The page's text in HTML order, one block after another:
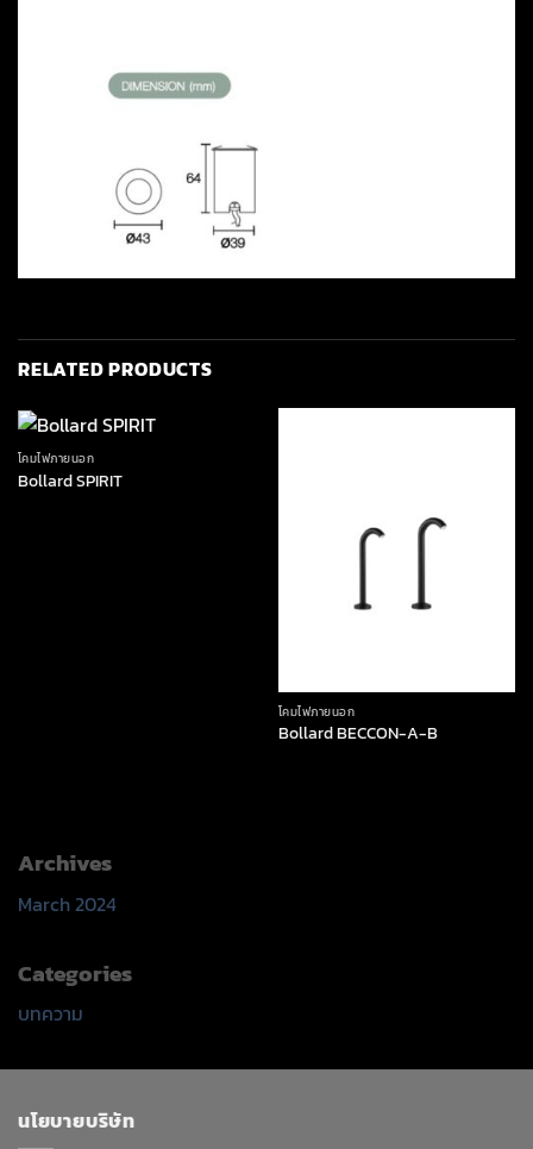
RELATED PRODUCTS
โคมไฟภายนอก
Bollard SPIRIT
โคมไฟภายนอก
Bollard BECCON-A-B
Archives
March 2024
Categories
บทความ
นโยบายบริษัท